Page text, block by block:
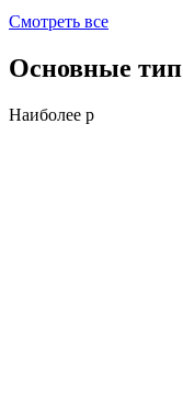
Смотреть все
Основные
Наиболее р